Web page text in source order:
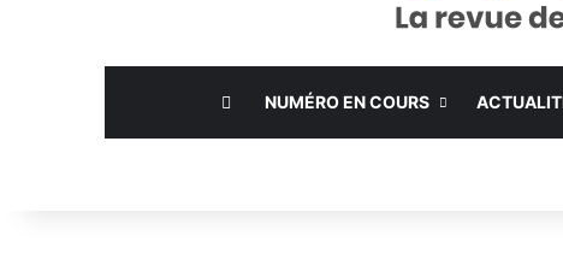
NUMÉRO EN COURS